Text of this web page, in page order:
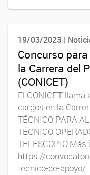
19/03/2023 |
Concurso
la Carrera del
(CONICET)
El CONICET
cargos en la
TÉCNICO PARA
TÉCNICO
TELESCOPIO
https://
tecnico-de-apoyo/.